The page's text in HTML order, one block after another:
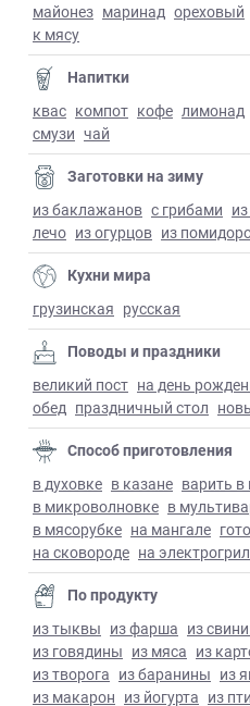
майонез маринад ореховый
к мясу
Напитки
квас компот кофе лимонад
смузи чай
Заготовки на зиму
из баклажанов с грибами
лечо из огурцов из
Кухни мира
грузинская русская
Поводы и праздники
великий пост на день
обед праздничный стол
Способ приготовления
в духовке в казане варить
в микроволновке в
в мясорубке на мангале
на сковороде на
По продукту
из тыквы из фарша из
из говядины из мяса из
из творога из баранины из
из макарон из йогурта из